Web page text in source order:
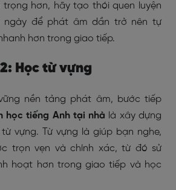
trọng hơn, hãy tạo thói quen luyện
ngày để phát âm dần trở nên tự
hơn trong giao tiếp.
Học từ vựng
nền tảng phát âm, bước tiếp
học tiếng Anh tại nhà là xây dựng
vựng. Từ vựng là giúp bạn nghe,
trọn vẹn và chính xác, từ đó sử
hoạt hơn trong giao tiếp và học